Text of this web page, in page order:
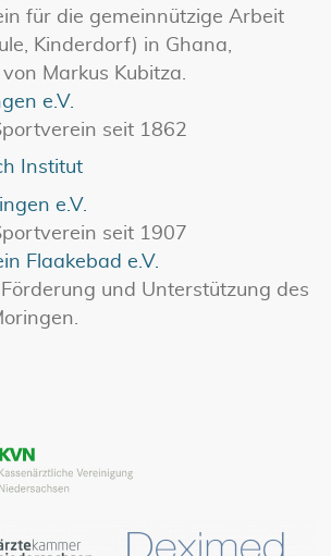
für die gemeinnützige Arbeit
Kinderdorf) in Ghana,
Markus Kubitza.
e.V.
seit 1862
Institut
e.V.
seit 1907
Flaakebad e.V.
und Unterstützung des